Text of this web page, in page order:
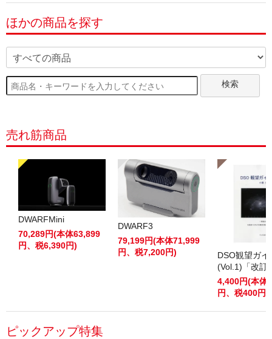
ほかの商品を探す
検索
売れ筋商品
DWARFMini
70,289円(本体63,899
円、税6,390円)
DWARF3
79,199円(本体71,999
円、税7,200円)
DSO観望ガ
(Vol.1)「改訂
4,400円(本体
円、税400円)
ピックアップ特集